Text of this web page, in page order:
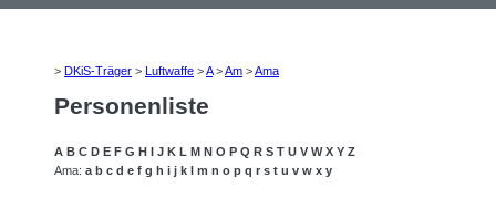
> DKiS-Träger > Luftwaffe >A>Am >Ama
Personenliste
A B C D E F G H I J K L M N O P Q R S T U V W X Y Z
Ama: a b c d e f g h i j k l m n o p q r s t u v w x y